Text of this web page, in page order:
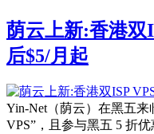
荫云上新:香港双
后$5/月起
Yin-Net（荫云）在黑五来
VPS”，且参与黑五 5 折